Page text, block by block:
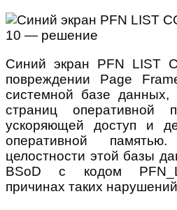
Синий экран PFN LIST
повреждении Page
системной базе данных,
страниц оперативной
ускоряющей доступ и
оперативной
целостности этой базы
BSoD с кодом
причинах таких